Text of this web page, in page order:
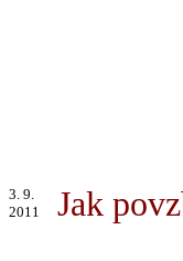
3. 9.
2011
Jak